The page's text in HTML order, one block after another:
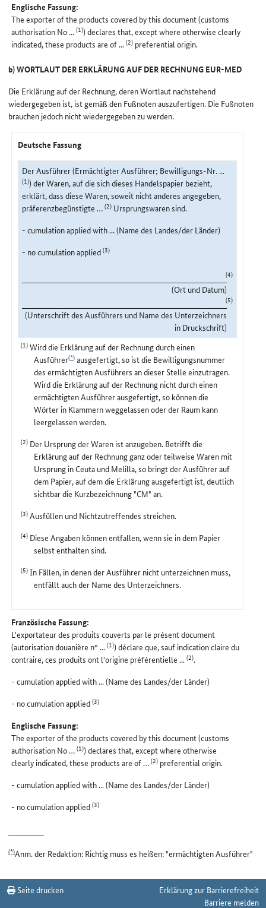
Englische Fassung:
The exporter of the products covered by this document (customs
authorisation No ...(1)) declares that, except where otherwise clearly
indicated, these products are of ...(2) preferential origin.
b) WORTLAUT DER ERKLÄRUNG AUF DER RECHNUNG EUR-MED
Die Erklärung auf der Rechnung, deren Wortlaut nachstehend
wiedergegeben ist, ist gemäß den Fußnoten auszufertigen. Die Fußnoten
brauchen jedoch nicht wiedergegeben zu werden.
Deutsche Fassung
Der Ausführer (Ermächtigter Ausführer; Bewilligungs-Nr. ...
(1)) der Waren, auf die sich dieses Handelspapier bezieht,
erklärt, dass diese Waren, soweit nicht anderes angegeben,
präferenzbegünstigte …(2) Ursprungswaren sind.
- cumulation applied with ... (Name des Landes/der Länder)
- no cumulation applied(3)
(4)
(Ort und Datum)
(5)
(Unterschrift des Ausführers und Name des Unterzeichners
in Druckschrift)
(1)Wird die Erklärung auf der Rechnung durch einen
Ausführer(*)ausgefertigt, so ist die Bewilligungsnummer
des ermächtigten Ausführers an dieser Stelle einzutragen.
Wird die Erklärung auf der Rechnung nicht durch einen
ermächtigten Ausführer ausgefertigt, so können die
Wörter in Klammern weggelassen oder der Raum kann
leergelassen werden.
(2) Der Ursprung der Waren ist anzugeben. Betrifft die
Erklärung auf der Rechnung ganz oder teilweise Waren mit
Ursprung in Ceuta und Melilla, so bringt der Ausführer auf
dem Papier, auf dem die Erklärung ausgefertigt ist, deutlich
sichtbar die Kurzbezeichnung "CM" an.
(3)Ausfüllen und Nichtzutreffendes streichen.
(4) Diese Angaben können entfallen, wenn sie in dem Papier
selbst enthalten sind.
(5)In Fällen, in denen der Ausführer nicht unterzeichnen muss,
entfällt auch der Name des Unterzeichners.
Französische Fassung:
L'exportateur des produits couverts par le présent document
(autorisation douanière n° ...(1)) déclare que, sauf indication claire du
contraire, ces produits ont l'origine préférentielle ...(2).
- cumulation applied with ... (Name des Landes/der Länder)
- no cumulation applied(3)
Englische Fassung:
The exporter of the products covered by this document (customs
authorisation No …(1)) declares that, except where otherwise
clearly indicated, these products are of …(2) preferential origin.
- cumulation applied with ... (Name des Landes/der Länder)
- no cumulation applied(3)
(*)Anm. der Redaktion: Richtig muss es heißen: "ermächtigten Ausführer"
Seite drucken
Erklärung zur Barrierefreiheit
Barriere melden